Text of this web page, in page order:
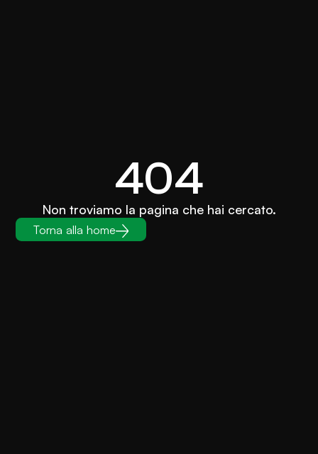
404
Non troviamo la pagina che hai cercato.
Torna alla home